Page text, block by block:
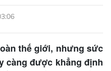
thế giới, nhưng sức
càng được khẳng định